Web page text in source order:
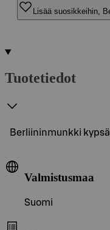
Lisää suosikkeihin,
Tuotetiedot
Berliininmunkki
Valmistusmaa
Suomi